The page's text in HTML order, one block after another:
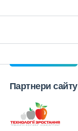
Партнери сайту